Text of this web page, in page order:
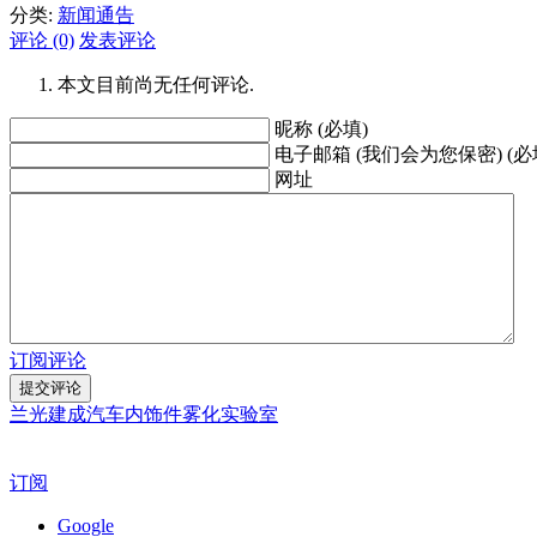
分类: 新闻通告
评论 (0) 发表评论
本文目前尚无任何评论.
昵称 (必填)
电子邮箱 (我们会为您保密) (必
网址
订阅评论
兰光建成汽车内饰件雾化实验室
订阅
Google